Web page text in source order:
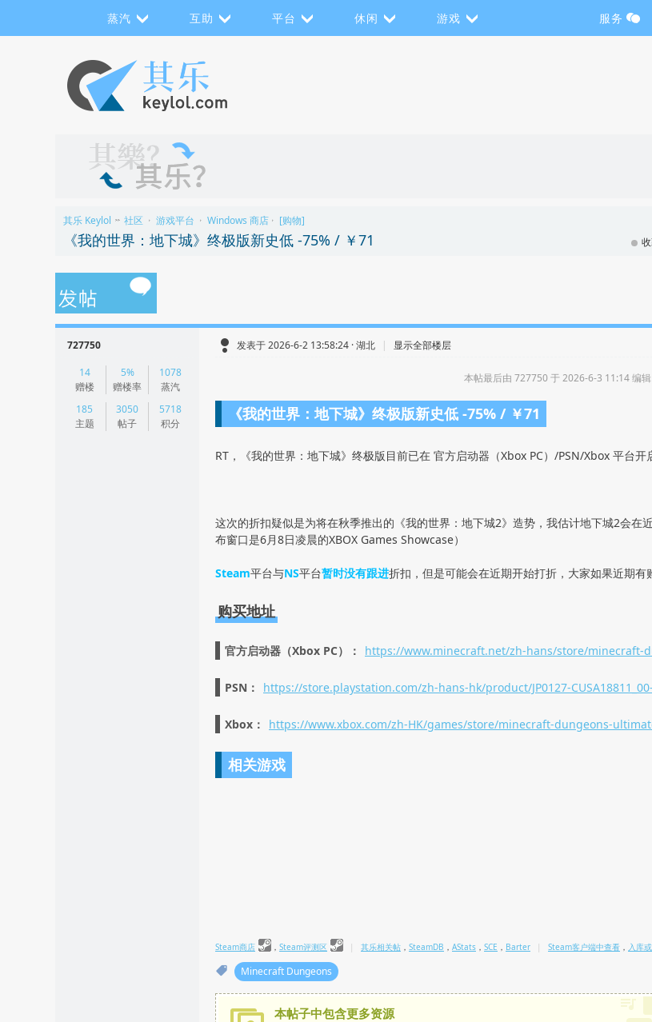
蒸汽 互助 平台 休闲 游戏 服务
其乐 Keylol >> 社区 › 游戏平台 › Windows 商店 › [购物]
《我的世界：地下城》终极版新史低 -75% / ￥71
727750
14
赠楼
5%
赠楼率
1078
蒸汽
185
主题
3050
帖子
5718
积分
发表于 2026-6-2 13:58:24 · 湖北 |
显示全部楼层
本帖最后由 727750 于 2026-6-3 11:14 编辑
《我的世界：地下城》终极版新史低 -75% / ￥71
RT，《我的世界：地下城》终极版目前已在 官方启动器（Xbox PC）/PSN/Xbox 平台开
这次的折扣疑似是为将在秋季推出的《我的世界：地下城2》造势，我估计地下城2会在
布窗口是6月8日凌晨的XBOX Games Showcase）
Steam平台与NS平台暂时没有跟进折扣，但是可能会在近期开始打折，大家如果近期
购买地址
官方启动器（Xbox PC）： https://www.minecraft.net/zh-hans/store/minecraft-
PSN： https://store.playstation.com/zh-hans-hk/product/JP0127-CUSA18811_00-
Xbox： https://www.xbox.com/zh-HK/games/store/minecraft-dungeons-
相关游戏
Steam商店 ， Steam评测区 | 其乐相关帖 ， SteamDB ， AStats ， SCE ， Barter | Steam客户端中查看 ， 入库
Minecraft Dungeons
本帖子中包含更多资源